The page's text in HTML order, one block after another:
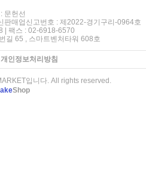
문헌선
판매업신고번호 : 제2022-경기구리-0964호
| 팩스 : 02-6918-6570
길 65 , 스마트벤처타워 608호
개인정보처리방침
입니다. All rights reserved.
Shop